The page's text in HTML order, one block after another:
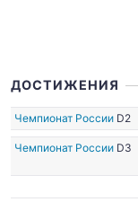
ДОСТИЖЕНИЯ
Чемпионат РоссииD2
Чемпионат РоссииD3